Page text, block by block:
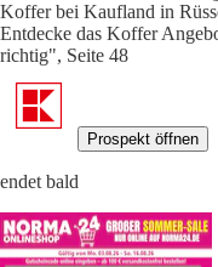
Koffer bei Kaufland in
Entdecke das Koffer
richtig", Seite 48
Prospekt öffnen
endet bald